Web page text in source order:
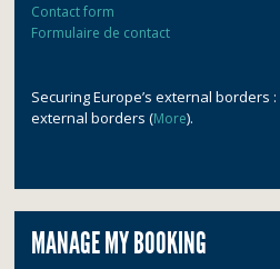
Contact form
Formulaire de contact
Securing Europe’s external borders
external borders (More).
MANAGE MY BOOKING